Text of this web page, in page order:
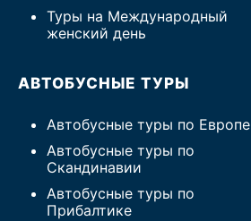
Туры на Международный
женский день
АВТОБУСНЫЕ ТУРЫ
Автобусные туры по Европе
Автобусные туры по
Скандинавии
Автобусные туры по
Прибалтике